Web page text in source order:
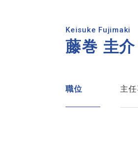
Keisuke Fujimaki
藤巻 圭介
職位 主